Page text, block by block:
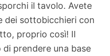
il tavolo. Avete
dei sottobicchieri con
proprio così! Il
prendere una base